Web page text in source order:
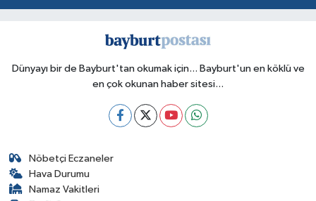
Dünyayı bir de Bayburt'tan okumak için... Bayburt'un en köklü ve
en çok okunan haber sitesi...
Nöbetçi Eczaneler
Hava Durumu
Namaz Vakitleri